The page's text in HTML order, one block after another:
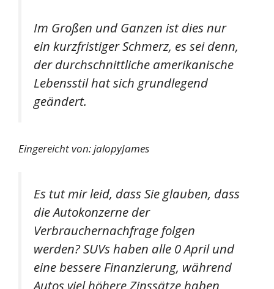
Im Großen und Ganzen ist dies nur
ein kurzfristiger Schmerz, es sei denn,
der durchschnittliche amerikanische
Lebensstil hat sich grundlegend
geändert.
Eingereicht von: jalopyJames
Es tut mir leid, dass Sie glauben, dass
die Autokonzerne der
Verbrauchernachfrage folgen
werden? SUVs haben alle 0 April und
eine bessere Finanzierung, während
Autos viel höhere Zinssätze haben,